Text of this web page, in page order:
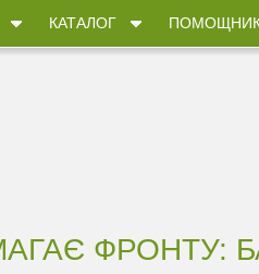
КАТАЛОГ
ФРОНТУ: